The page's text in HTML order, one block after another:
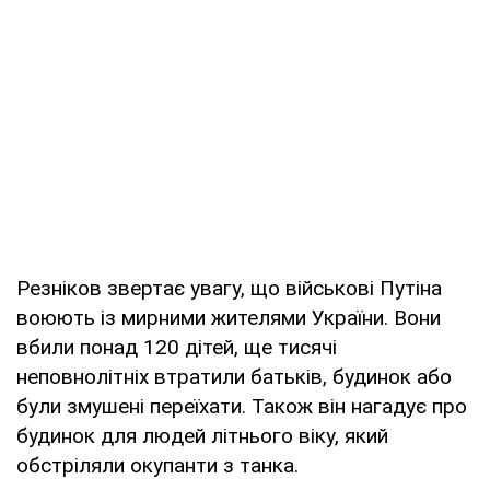
Резніков звертає увагу, що військові Путіна
воюють із мирними жителями України. Вони
вбили понад 120 дітей, ще тисячі
неповнолітніх втратили батьків, будинок або
були змушені переїхати. Також він нагадує про
будинок для людей літнього віку, який
обстріляли окупанти з танка.